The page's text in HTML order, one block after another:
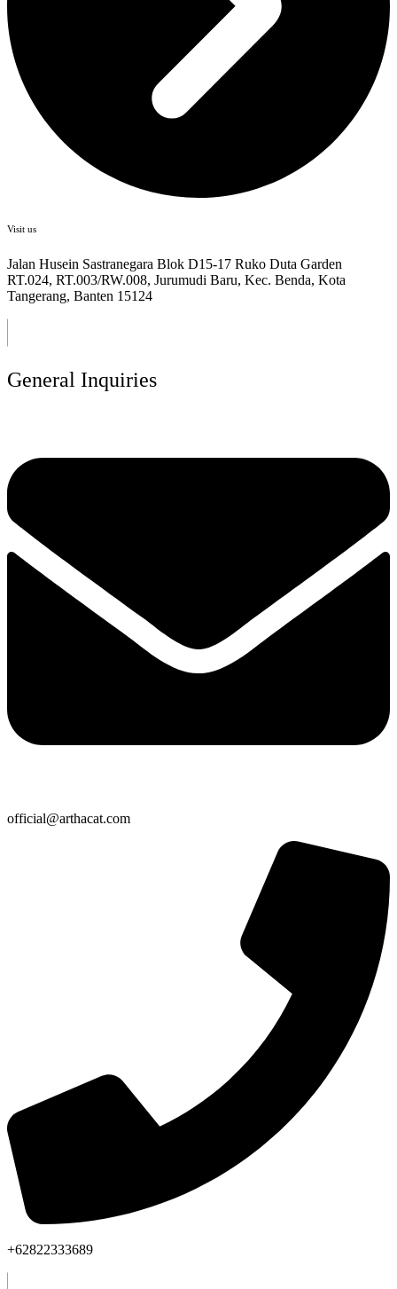
Visit us
Jalan Husein Sastranegara Blok D15-17 Ruko Duta Garden
RT.024, RT.003/RW.008, Jurumudi Baru, Kec. Benda, Kota
Tangerang, Banten 15124
General Inquiries
official@arthacat.com
+62822333689